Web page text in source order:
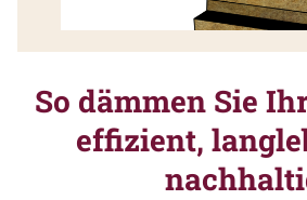
So dämmen Sie
effizient,